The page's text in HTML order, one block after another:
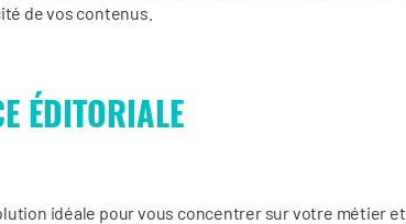
de vos contenus.
ÉDITORIALE
idéale pour vous concentrer sur votre métier et